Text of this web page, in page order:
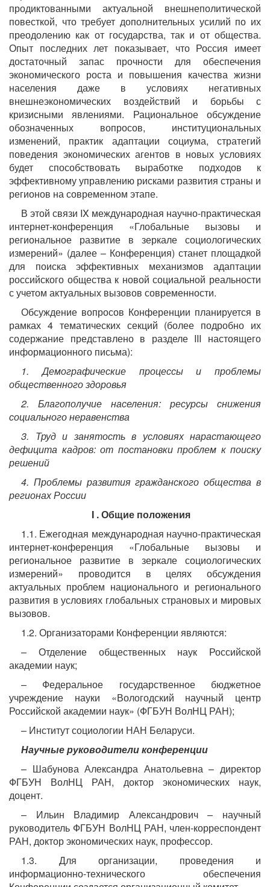
продиктованными актуальной внешнеполитической
повесткой, что требует дополнительных усилий по их
преодолению как от государства, так и от общества.
Опыт последних лет показывает, что Россия имеет
достаточный запас прочности для обеспечения
экономического роста и повышения качества жизни
населения даже в условиях негативных
внешнеэкономических воздействий и борьбы с
кризисными явлениями. Рациональное обсуждение
обозначенных вопросов, институциональных
изменений, практик адаптации социума, стратегий
поведения экономических агентов в новых условиях
будет способствовать выработке подходов к
эффективному управлению рисками развития страны и
регионов на современном этапе.
В этой связи IX международная научно-практическая
интернет-конференция «Глобальные вызовы и
региональное развитие в зеркале социологических
измерений» (далее – Конференция) станет площадкой
для поиска эффективных механизмов адаптации
российского общества к новой социальной реальности
с учетом актуальных вызовов современности.
Обсуждение вопросов Конференции планируется в
рамках 4 тематических секций (более подробно их
содержание представлено в разделе III настоящего
информационного письма):
1.
Демографические процессы и проблемы
общественного здоровья
2.
Благополучие населения: ресурсы снижения
социального неравенства
3. Труд и занятость в условиях нарастающего
дефицита кадров: от постановки проблем к поиску
решений
4. Проблемы развития гражданского общества в
регионах России
I . Общие положения
1.1. Ежегодная международная научно-практическая
интернет-конференция «Глобальные вызовы и
региональное развитие в зеркале социологических
измерений» проводится в целях обсуждения
актуальных проблем национального и регионального
развития в условиях глобальных страновых и мировых
вызовов.
1.2. Организаторами Конференции являются:
– Отделение общественных наук Российской
академии наук;
– Федеральное государственное бюджетное
учреждение науки «Вологодский научный центр
Российской академии наук» (ФГБУН ВолНЦ РАН);
– Институт социологии НАН Беларуси.
Научные руководители конференции
– Шабунова Александра Анатольевна – директор
ФГБУН ВолНЦ РАН, доктор экономических наук,
доцент.
– Ильин Владимир Александрович – научный
руководитель ФГБУН ВолНЦ РАН, член-корреспондент
РАН, доктор экономических наук, профессор.
1.3. Для организации, проведения и
информационно-технического обеспечения